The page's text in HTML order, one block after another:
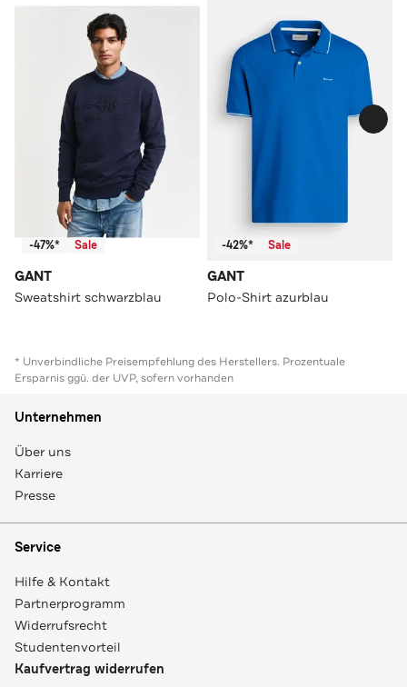
-47%* Sale
GANT
Sweatshirt schwarzblau
-42%* Sale
GANT
Polo-Shirt azurblau
* Unverbindliche Preisempfehlung des Herstellers. Prozentuale
Ersparnis ggü. der UVP, sofern vorhanden
Unternehmen
Über uns
Karriere
Presse
Service
Hilfe & Kontakt
Partnerprogramm
Widerrufsrecht
Studentenvorteil
Kaufvertrag widerrufen